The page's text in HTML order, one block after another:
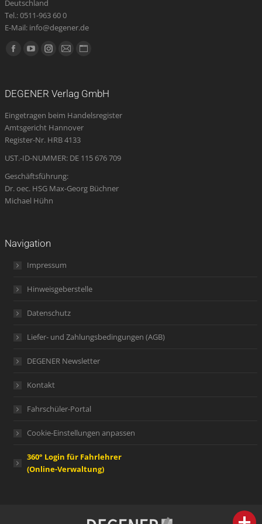
Deutschland
Tel.: 0511-963 60 0
E-Mail: info@degener.de
Finden Sie uns auf:
Facebook
new
window
YouTube
new
window
Instagram
new
window
E-
opens
in
new
Website
new
DEGENER Verlag GmbH
Eingetragen beim Handelsregister
Amtsgericht Hannover
Register-Nr. HRB 4133
UST.-ID-NUMMER: DE 115 676 709
Geschäftsführung:
Dr. oec. HSG Max-Georg Büchner
Michael Hühn
Navigation
Impressum
Hinweisgeberstelle
Datenschutz
Liefer- und Zahlungsbedingungen (AGB)
DEGENER Newsletter
Kontakt
Fahrschüler-Portal
Cookie-Einstellungen anpassen
360° Login für Fahrlehrer
(Online-Verwaltung)
person IHR FACHBERATER